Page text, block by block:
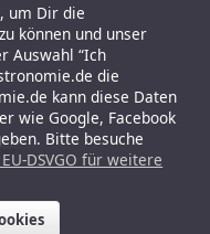
um Dir die
können und unser
Auswahl “Ich
die
kann diese Daten
wie Google, Facebook
Bitte besuche
DSVGO für weitere